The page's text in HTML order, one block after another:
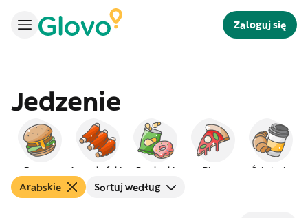
Zaloguj się
Jedzenie
Burgery Amerykańskie Przekąski Pizza Śniadanie
Arabskie Sortuj według